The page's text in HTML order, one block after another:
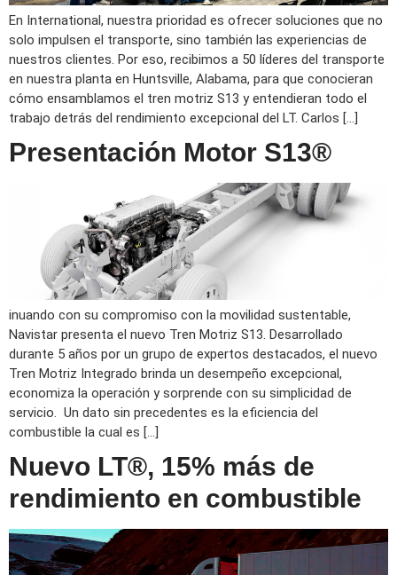
En International, nuestra prioridad es ofrecer soluciones que no
solo impulsen el transporte, sino también las experiencias de
nuestros clientes. Por eso, recibimos a 50 líderes del transporte
en nuestra planta en Huntsville, Alabama, para que conocieran
cómo ensamblamos el tren motriz S13 y entendieran todo el
trabajo detrás del rendimiento excepcional del LT. Carlos […]
Presentación Motor S13®
inuando con su compromiso con la movilidad sustentable,
Navistar presenta el nuevo Tren Motriz S13. Desarrollado
durante 5 años por un grupo de expertos destacados, el nuevo
Tren Motriz Integrado brinda un desempeño excepcional,
economiza la operación y sorprende con su simplicidad de
servicio. Un dato sin precedentes es la eficiencia del
combustible la cual es […]
Nuevo LT®, 15% más de
rendimiento en combustible